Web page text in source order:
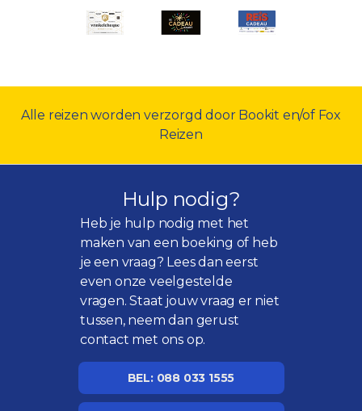
Alle reizen worden verzorgd door Bookit en/of Fox
Reizen
Hulp nodig?
Heb je hulp nodig met het
maken van een boeking of heb
je een vraag? Lees dan eerst
even onzeveelgestelde
vragen. Staat jouw vraag er niet
tussen, neem dan gerust
contact met ons op.
BEL: 088 033 1555